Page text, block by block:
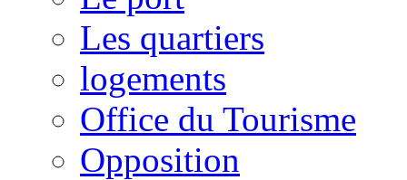
Les quartiers
logements
Office du Tourisme
Opposition